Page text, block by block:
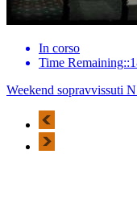
In corso
Time
Weekend sopravvissuti